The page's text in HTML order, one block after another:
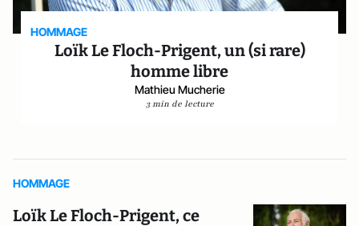
HOMMAGE
Loïk Le Floch-Prigent, un (si rare)
homme libre
Mathieu Mucherie
3 min de lecture
HOMMAGE
Loïk Le Floch-Prigent, ce